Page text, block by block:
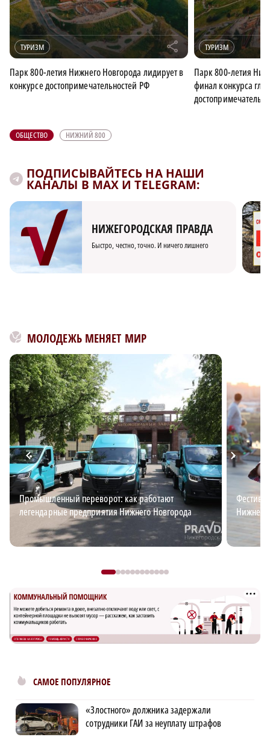
ТУРИЗМ r
Парк 800-летия Нижнего Новгорода лидирует в
конкурсе достопримечательностей РФ
ТУРИЗМ
Парк 800-летия
финал конкурса
ОБЩЕСТВО НИЖНИЙ 800
ПОДПИСЫВАЙТЕСЬ НА НАШИ
КАНАЛЫ В MAX И TELEGRAM:
НИЖЕГОРОДСКАЯ ПРАВДА
Быстро, честно, точно. И ничего лишнего
МОЛОДЕЖЬ МЕНЯЕТ МИР
Промышленный переворот: как работают
легендарные предприятия Нижнего Новгорода
САМОЕ ПОПУЛЯРНОЕ
«Злостного» должника задержали
сотрудники ГАИ за неуплату штрафов